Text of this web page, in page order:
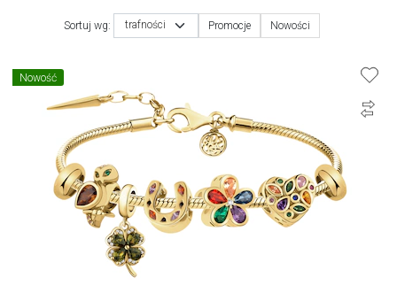
Sortuj wg: trafności Promocje Nowości
Nowość